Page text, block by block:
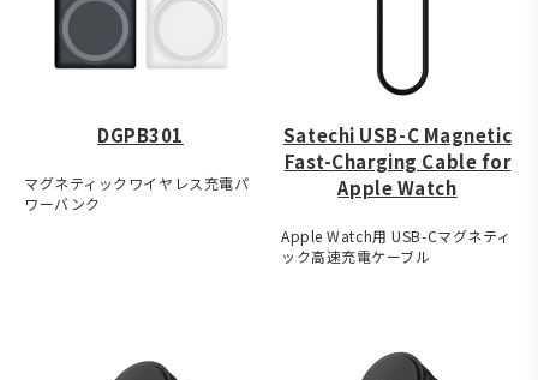
DGPB301
マグネティックワイヤレス充電パ
ワーバンク
Satechi USB-C Magnetic
Fast-Charging Cable for
Apple Watch
Apple Watch用 USB-Cマグネティ
ック高速充電ケーブル